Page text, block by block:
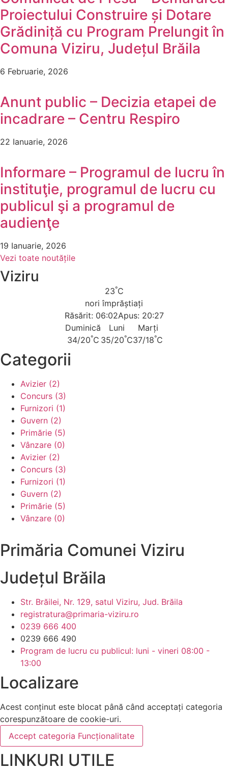
Proiectului Construire și Dotare
Grădiniță cu Program Prelungit în
Comuna Viziru, Județul Brăila
6 Februarie, 2026
Anunt public – Decizia etapei de
incadrare – Centru Respiro
22 Ianuarie, 2026
Informare – Programul de lucru în
instituţie, programul de lucru cu
publicul şi a programul de
audienţe
19 Ianuarie, 2026
Vezi toate noutățile
Viziru
23°C
nori împrăștiați
Răsărit: 06:02Apus: 20:27
Duminică
34/20°C
Luni
35/20°C
Marți
37/18°C
Categorii
Avizier (2)
Concurs (3)
Furnizori (1)
Guvern (2)
Primărie (5)
Vânzare (0)
Avizier (2)
Concurs (3)
Furnizori (1)
Guvern (2)
Primărie (5)
Vânzare (0)
Primăria Comunei Viziru
Județul Brăila
Str. Brăilei, Nr. 129, satul Viziru, Jud. Brăila
registratura@primaria-viziru.ro
0239 666 400
0239 666 490
Program de lucru cu publicul: luni - vineri 08:00 -
13:00
Localizare
Acest conținut este blocat până când acceptați categoria
corespunzătoare de cookie-uri.
Accept categoria Funcționalitate
LINKURI UTILE